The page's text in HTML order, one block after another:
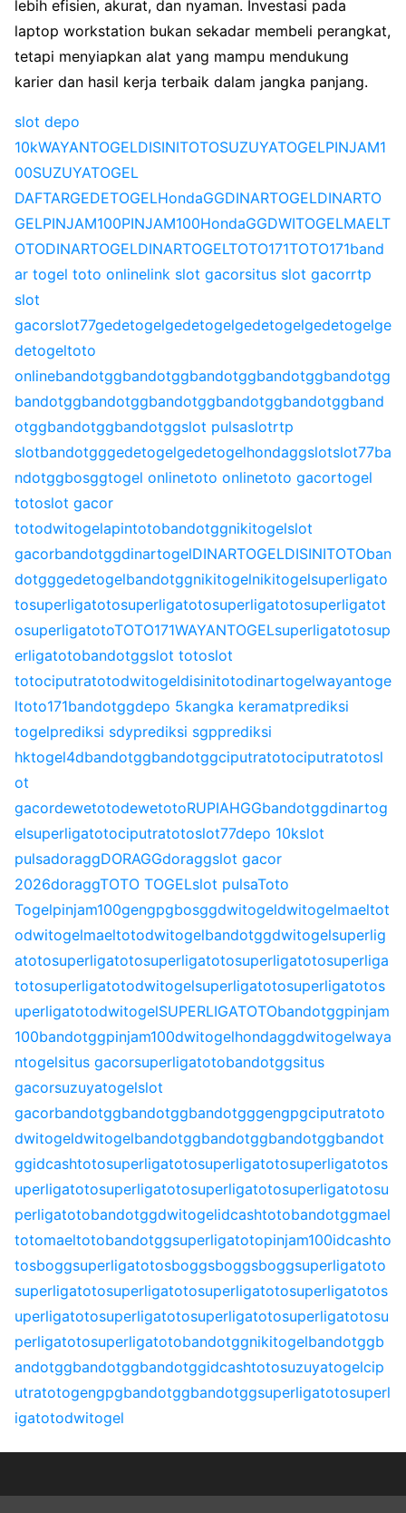
lebih efisien, akurat, dan nyaman. Investasi pada
laptop workstation bukan sekadar membeli perangkat,
tetapi menyiapkan alat yang mampu mendukung
karier dan hasil kerja terbaik dalam jangka panjang.
slot depo
10kWAYANTOGELDISINITOTOSUZUYATOGELPINJAM1
00SUZUYATOGEL
DAFTARGEDETOGELHondaGGDINARTOGELDINARTO
GELPINJAM100PINJAM100HondaGGDWITOGELMAELT
OTODINARTOGELDINARTOGELTOTO171TOTO171band
ar togel toto onlinelink slot gacorsitus slot gacorrtp
slot
gacorslot77gedetogelgedetogelgedetogelgedetogelge
detogeltoto
onlinebandotggbandotggbandotggbandotggbandotgg
bandotggbandotggbandotggbandotggbandotggband
otggbandotggbandotggslot pulsaslotrtp
slotbandotgggedetogelgedetogelhondaggslotslot77ba
ndotggbosggtogel onlinetoto onlinetoto gacortogel
totoslot gacor
totodwitogelapintotobandotggnikitogelslot
gacorbandotggdinartogelDINARTOGELDISINITOTOban
dotgggedetogelbandotggnikitogelnikitogelsuperligato
tosuperligatotosuperligatotosuperligatotosuperligatot
osuperligatotoTOTO171WAYANTOGELsuperligatotosup
erligatotobandotggslot totoslot
totociputratotodwitogeldisinitotodinartogelwayantoge
ltoto171bandotggdepo 5kangka keramatprediksi
togelprediksi sdyprediksi sgpprediksi
hktogel4dbandotggbandotggciputratotociputratotosl
ot
gacordewetotodewetotoRUPIAHGGbandotggdinartog
elsuperligatotociputratotoslot77depo 10kslot
pulsadoraggDORAGGdoraggslot gacor
2026doraggTOTO TOGELslot pulsaToto
Togelpinjam100gengpgbosggdwitogeldwitogelmaeltot
odwitogelmaeltotodwitogelbandotggdwitogelsuperlig
atotosuperligatotosuperligatotosuperligatotosuperliga
totosuperligatotodwitogelsuperligatotosuperligatotos
uperligatotodwitogelSUPERLIGATOTObandotggpinjam
100bandotggpinjam100dwitogelhondaggdwitogelwaya
ntogelsitus gacorsuperligatotobandotggsitus
gacorsuzuyatogelslot
gacorbandotggbandotggbandotgggengpgciputratoto
dwitogeldwitogelbandotggbandotggbandotggbandot
ggidcashtotosuperligatotosuperligatotosuperligatotos
uperligatotosuperligatotosuperligatotosuperligatotosu
perligatotobandotggdwitogelidcashtotobandotggmael
totomaeltotobandotggsuperligatotopinjam100idcashto
tosboggsuperligatotosboggsboggsboggsuperligatoto
superligatotosuperligatotosuperligatotosuperligatotos
uperligatotosuperligatotosuperligatotosuperligatotosu
perligatotosuperligatotobandotggnikitogelbandotggb
andotggbandotggbandotggidcashtotosuzuyatogelcip
utratotogengpgbandotggbandotggsuperligatotosuperl
igatotodwitogel